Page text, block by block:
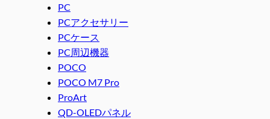
PC
PCアクセサリー
PCケース
PC周辺機器
POCO
POCO M7 Pro
ProArt
QD-OLEDパネル